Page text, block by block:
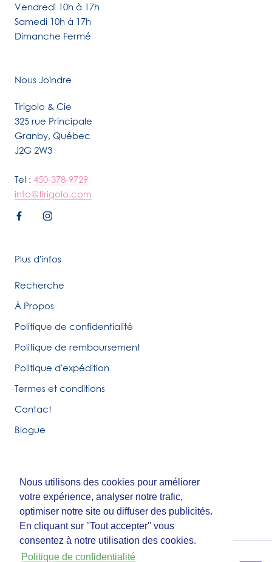
Nous utilisons des cookies pour améliorer
votre expérience, analyser notre trafic,
optimiser notre site ou diffuser des publicités.
En cliquant sur ''Tout accepter'' vous
consentez à notre utilisation des cookies.
Politique de confidentialité
Nous utilisons des cookies pour améliorer
votre expérience, analyser notre trafic,
optimiser notre site ou diffuser des publicités.
En cliquant sur ''Tout accepter'' vous
consentez à notre utilisation des cookies.
Politique de confidentialité
Vendredi 10h à 17h
Samedi 10h à 17h
Dimanche Fermé
Nous Joindre
Tirigolo & Cie
325 rue Principale
Granby, Québec
J2G 2W3
Tel : 450-378-9729
info@tirigolo.com
Plus d'infos
Recherche
À Propos
Politique de confidentialité
Politique de remboursement
Politique d'expédition
Termes et conditions
Contact
Blogue
© Tirigolo et Cie.
Fait parThird Party Studio